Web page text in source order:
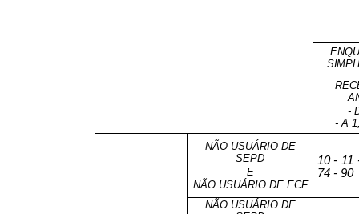
-
- A
NÃO USUÁRIO DE
SEPD
E
NÃO USUÁRIO DE ECF
10 - 11
74 - 90
NÃO USUÁRIO DE